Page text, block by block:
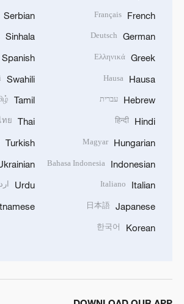
French
Français
German
Deutsch
Greek
Ελληνικά
Hausa
Hausa
Hebrew עברית
Hindi
हिन्दी
Hungarian
Magyar
Indonesian
Bahasa Indonesia
Italian
Italiano
Japanese
日本語
Korean
한국어
Serbian
Sinhala
Spanish
Swahili
Tamil
Thai
ทย
Turkish
Urdu